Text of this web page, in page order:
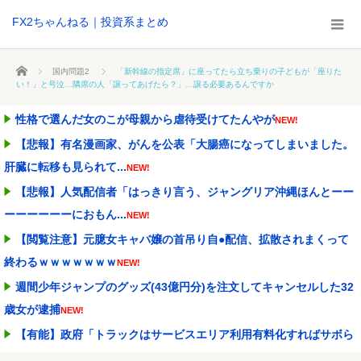
FX2ちゃんねる｜投資系まとめ
ホーム 国内問題2
「新幹線の指定席」に座ってたら立ち乗りの子どもが「座りた
い！」と号泣…隣席の人「譲ってあげたら？」…譲る必要あるんですか
性格で選んだ女のこが母親から虐待受けてたんやがNEW!
【悲報】有名漫画家、がんを公表「大腸癌になってしまいました。
肝臓に転移も見られて...NEW!
【悲報】人気配信者「はっきり言う、ジャングリア沖縄ほんとーー
ーーーーーーにおもん...NEW!
【閲覧注意】元臆女キャバ嬢の首吊り自●配信、拡散されまくって
終わるｗｗｗｗｗｗｗNEW!
週間少年ジャンプのグッズ(43億円分)を注文してキャンセルした32
歳女が逮捕NEW!
【有能】政府「トラックはサービスエリア利用有料化すればサボら